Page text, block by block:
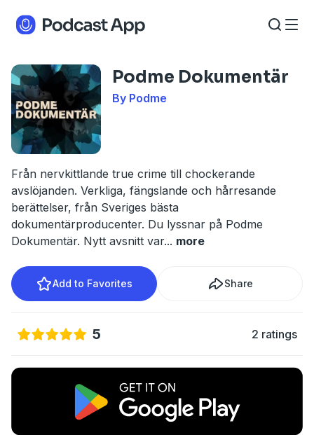
Podme Dokumentär
By Podme
Från nervkittlande true crime till chockerande
avslöjanden. Verkliga, fängslande och hårresande
berättelser, från Sveriges bästa
dokumentärproducenter. Du lyssnar på Podme
Dokumentär. Nytt avsnitt var... more
Add to Favorites Share
5 2 ratings